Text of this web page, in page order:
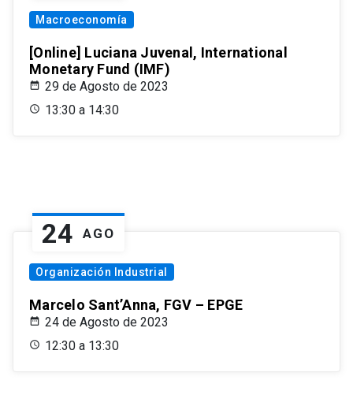
Macroeconomía
[Online] Luciana Juvenal, International
Monetary Fund (IMF)
29 de Agosto de 2023
13:30 a 14:30
24 AGO
Organización Industrial
Marcelo Sant’Anna, FGV – EPGE
24 de Agosto de 2023
12:30 a 13:30